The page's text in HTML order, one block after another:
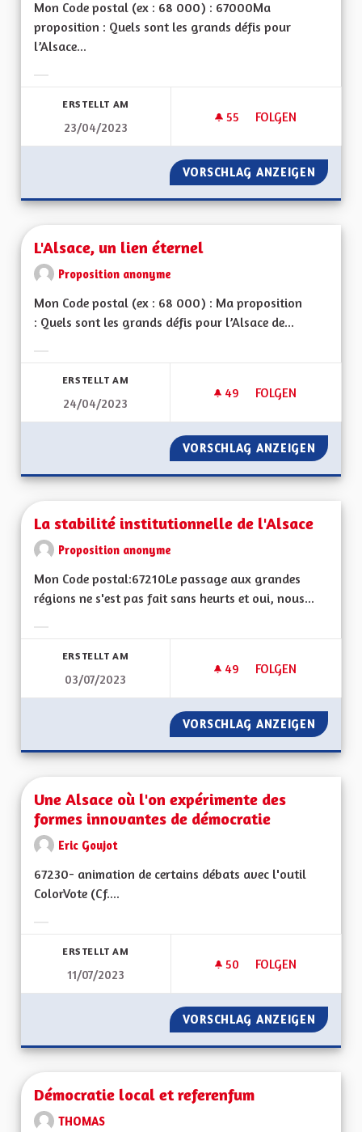
Mon Code postal (ex : 68 000) : 67000Ma
proposition : Quels sont les grands défis pour
l’Alsace...
ERSTELLT AM
23/04/2023
55 55 FOLLOWER
FOLGEN
SORTIR DU GRAND
VORSCHLAG ANZEIGEN
L'Alsace, un lien éternel
Proposition anonyme
Mon Code postal (ex : 68 000) : Ma proposition
: Quels sont les grands défis pour l’Alsace de...
ERSTELLT AM
24/04/2023
49 49 FOLLOWER
FOLGEN
L'ALSACE, UN LIEN
VORSCHLAG ANZEIGEN
La stabilité institutionnelle de l'Alsace
Proposition anonyme
Mon Code postal:67210Le passage aux grandes
régions ne s'est pas fait sans heurts et oui, nous...
ERSTELLT AM
03/07/2023
49 49 FOLLOWER
FOLGEN
LA STABILITÉ
VORSCHLAG ANZEIGEN LA
Une Alsace où l'on expérimente des
formes innovantes de démocratie
Eric Goujot
67230- animation de certains débats avec l'outil
ColorVote (Cf....
ERSTELLT AM
11/07/2023
50 50 FOLLOWER
FOLGEN
UNE ALSACE OÙ
VORSCHLAG ANZEIGEN UNE
Démocratie local et referenfum
THOMAS